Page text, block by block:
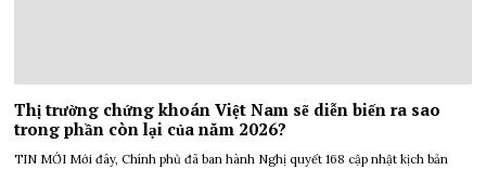
Thị trường chứng khoán Việt Nam sẽ diễn biến ra sao
trong phần còn lại của năm 2026?
TIN MỚI Mới đây, Chính phủ đã ban hành Nghị quyết 168 cập nhật kịch bản